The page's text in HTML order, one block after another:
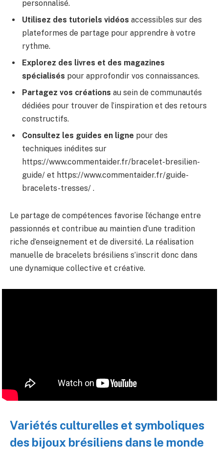
personnalisé.
Utilisez des tutoriels vidéos accessibles sur des
plateformes de partage pour apprendre à votre
rythme.
Explorez des livres et des magazines
spécialisés pour approfondir vos connaissances.
Partagez vos créations au sein de communautés
dédiées pour trouver de l’inspiration et des retours
constructifs.
Consultez les guides en ligne pour des
techniques inédites sur
https://www.commentaider.fr/bracelet-bresilien-
guide/ et https://www.commentaider.fr/guide-
bracelets-tresses/ .
Le partage de compétences favorise l’échange entre
passionnés et contribue au maintien d’une tradition
riche d’enseignement et de diversité. La réalisation
manuelle de bracelets brésiliens s’inscrit donc dans
une dynamique collective et créative.
Variétés culturelles et symboliques
des bijoux brésiliens dans le monde